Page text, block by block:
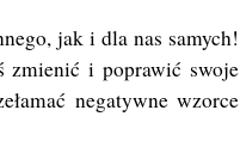
jak i dla nas samych!
zmienić i poprawić swoje
negatywne wzorce